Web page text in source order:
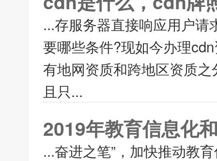
...存服务器直接响应用户
要哪些条件?现如今办理
有地网资质和跨地区资质
且只...
2019年教育信息化
...奋进之笔”，加快推动教